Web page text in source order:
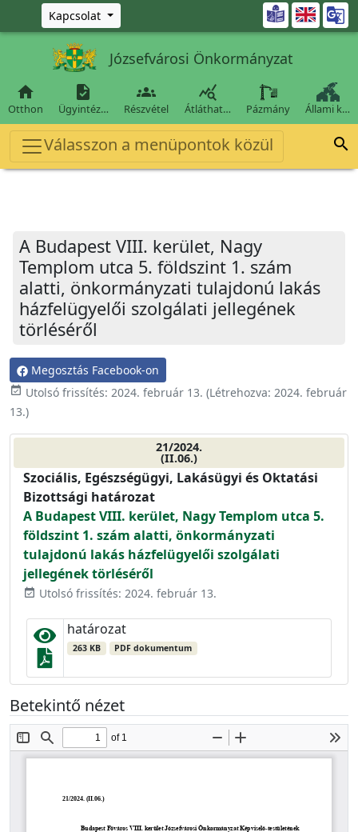
Ugrás a fő tartalomra
Kapcsolat 
Józsefvárosi Önkormányzat

Otthon

Ügyintéz…

Részvétel

Átláthat… Pázmány Állami k…
Válasszon a menüpontok közül 
A Budapest VIII. kerület, Nagy
Templom utca 5. földszint 1. szám
alatti, önkormányzati tulajdonú lakás
házfelügyelői szolgálati jellegének
törléséről
Megosztás Facebook-on
event_available Utolsó frissítés: 2024. február 13. (Létrehozva: 2024. február
13.)
21/2024.
(II.06.)
Szociális, Egészségügyi, Lakásügyi és Oktatási
Bizottsági határozat
A Budapest VIII. kerület, Nagy Templom utca 5.
földszint 1. szám alatti, önkormányzati
tulajdonú lakás házfelügyelői szolgálati
jellegének törléséről
event_available Utolsó frissítés: 2024. február 13.
határozat
263 KB PDF dokumentum
Betekintő nézet